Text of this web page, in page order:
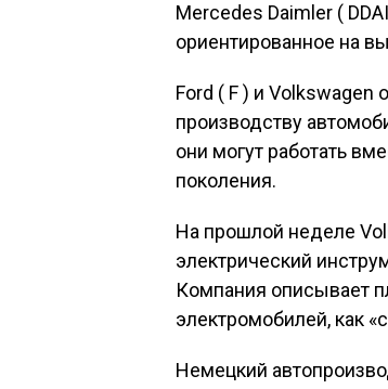
Mercedes Daimler (
ориентированное на
Ford ( F ) и Volkswagen
производству
они могут работать
поколения.
На прошлой неделе
электрический
Компания описывает
электромобилей, как
Немецкий